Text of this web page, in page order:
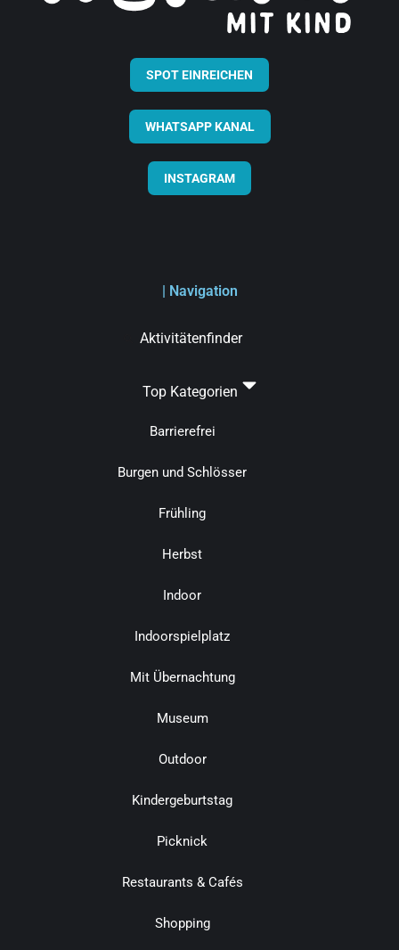
SPOT EINREICHEN
WHATSAPP KANAL
INSTAGRAM
| Navigation
Aktivitätenfinder
Top Kategorien
Barrierefrei
Burgen und Schlösser
Frühling
Herbst
Indoor
Indoorspielplatz
Mit Übernachtung
Museum
Outdoor
Kindergeburtstag
Picknick
Restaurants & Cafés
Shopping